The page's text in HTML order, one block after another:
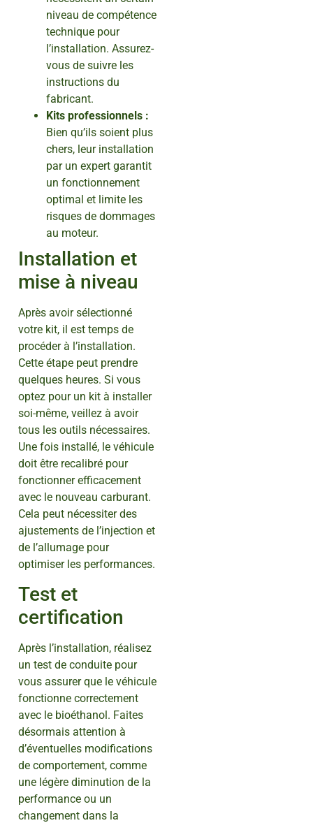
niveau de compétence
technique pour
l’installation. Assurez-
vous de suivre les
instructions du
fabricant.
Kits professionnels :
Bien qu’ils soient plus
chers, leur installation
par un expert garantit
un fonctionnement
optimal et limite les
risques de dommages
au moteur.
Installation et
mise à niveau
Après avoir sélectionné
votre kit, il est temps de
procéder à l’installation.
Cette étape peut prendre
quelques heures. Si vous
optez pour un kit à installer
soi-même, veillez à avoir
tous les outils nécessaires.
Une fois installé, le véhicule
doit être recalibré pour
fonctionner efficacement
avec le nouveau carburant.
Cela peut nécessiter des
ajustements de l’injection et
de l’allumage pour
optimiser les performances.
Test et
certification
Après l’installation, réalisez
un test de conduite pour
vous assurer que le véhicule
fonctionne correctement
avec le bioéthanol. Faites
désormais attention à
d’éventuelles modifications
de comportement, comme
une légère diminution de la
performance ou un
changement dans la